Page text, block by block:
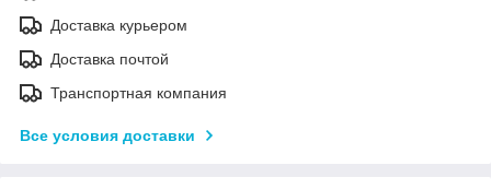
Доставка курьером
Доставка почтой
Транспортная компания
Все условия доставки